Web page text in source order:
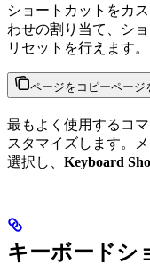
ショートカットをカ
わせの割り当て、シ
リセットを行えます。
ページをコピーページ
最もよく使用するコ
スタマイズします。
選択し、 Keyboard
キーボードシ